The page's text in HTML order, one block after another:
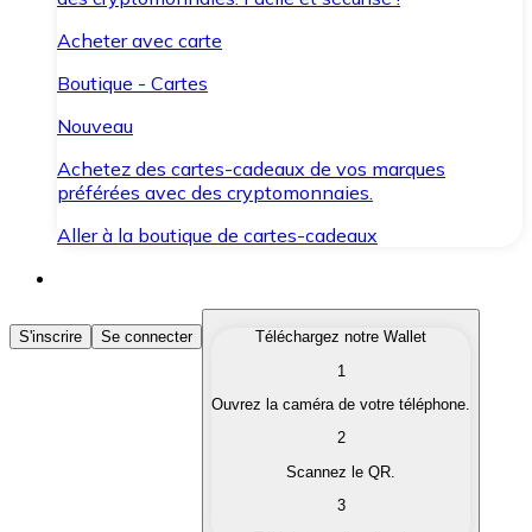
Acheter avec carte
Boutique - Cartes
Nouveau
Achetez des cartes-cadeaux de vos marques
préférées avec des cryptomonnaies.
Aller à la boutique de cartes-cadeaux
Acheter des Cryptomonnaies
Achetez les cryptomonnaies qui vous intéressent
Convertissez vos cryptomonnaies en monnaie
S'inscrire Se connecter
Téléchargez notre Wallet
1
Ouvrez la caméra de votre téléphone.
2
Scannez le QR.
3